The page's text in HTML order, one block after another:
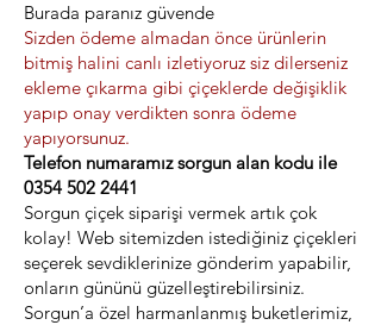
Burada paranız güvende
Sizden ödeme almadan önce ürünlerin
bitmiş halini canlı izletiyoruz siz dilerseniz
ekleme çıkarma gibi çiçeklerde değişiklik
yapıp onay verdikten sonra ödeme
yapıyorsunuz.
Telefon numaramız sorgun alan kodu ile
0354 502 2441
Sorgun çiçek siparişi vermek artık çok
kolay! Web sitemizden istediğiniz çiçekleri
seçerek sevdiklerinize gönderim yapabilir,
onların gününü güzelleştirebilirsiniz.
Sorgun’a özel harmanlanmış buketlerimiz,